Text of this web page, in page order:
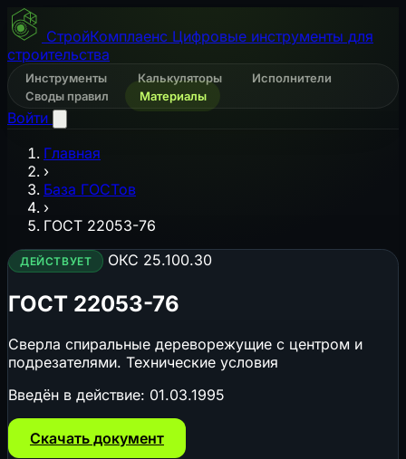
СтройКомплаенс Цифровые инструменты для
строительства
Инструменты Калькуляторы
Исполнители
Своды правил
Материалы
Войти
Главная
›
База ГОСТов
›
ГОСТ 22053-76
ДЕЙСТВУЕТ ОКС 25.100.30
ГОСТ 22053-76
Сверла спиральные дереворежущие с центром и
подрезателями. Технические условия
Введён в действие: 01.03.1995
Скачать документ